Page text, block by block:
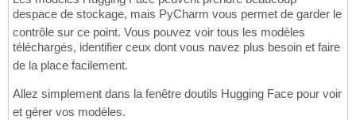
despace de stockage, mais PyCharm vous permet de garder le
contrôle sur ce point. Vous pouvez voir tous les modèles
téléchargés, identifier ceux dont vous navez plus besoin et faire
de la place facilement.
Allez simplement dans la fenêtre doutils Hugging Face pour voir
et gérer vos modèles.